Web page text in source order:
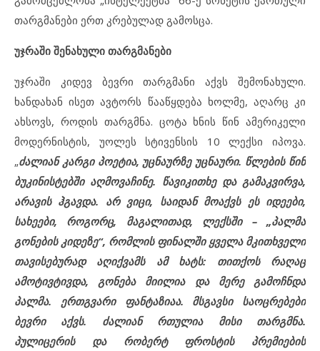
თარგმანები ერთ კრებულად გამოსცა.
უჯრაში შენახული თარგმანები
უჯრაში კიდევ ბევრი თარგმანი აქვს შემონახული.
ხანდახან ისეთ ავტორს წააწყდება ხოლმე, აღარც კი
ახსოვს, როდის თარგმნა. ცოტა ხნის წინ ამერიკელი
მოდერნისტის, უოლეს სტივენსის 10 ლექსი იპოვა.
„ძალიან კარგი პოეტია, უცნაურზე უცნაური. წლების წინ
ბუკინისტებში აღმოვაჩინე. წავიკითხე და გამაკვირვა,
არავის ჰგავდა. არ ვიცი, საიდან მოაქვს ეს იდეები,
სახეები, როგორც, მაგალითად, ლექსში – „პალმა
გონების კიდეზე“, რომლის ფინალში ყველა მკითხველი
თავისებურად აღიქვამს ამ ხატს: თითქოს რაღაც
ამოტივტივდა, გონება მიილია და მერე გამოჩნდა
პალმა. ერთგვარი ფანტაზიაა. მსგავსი საოცრებები
ბევრი აქვს. ძალიან რთულია მისი თარგმნა.
პულიცერის და რობერტ ფროსტის პრემიების